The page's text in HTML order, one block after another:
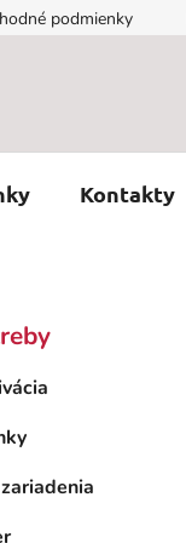
podmienky
Kontakty